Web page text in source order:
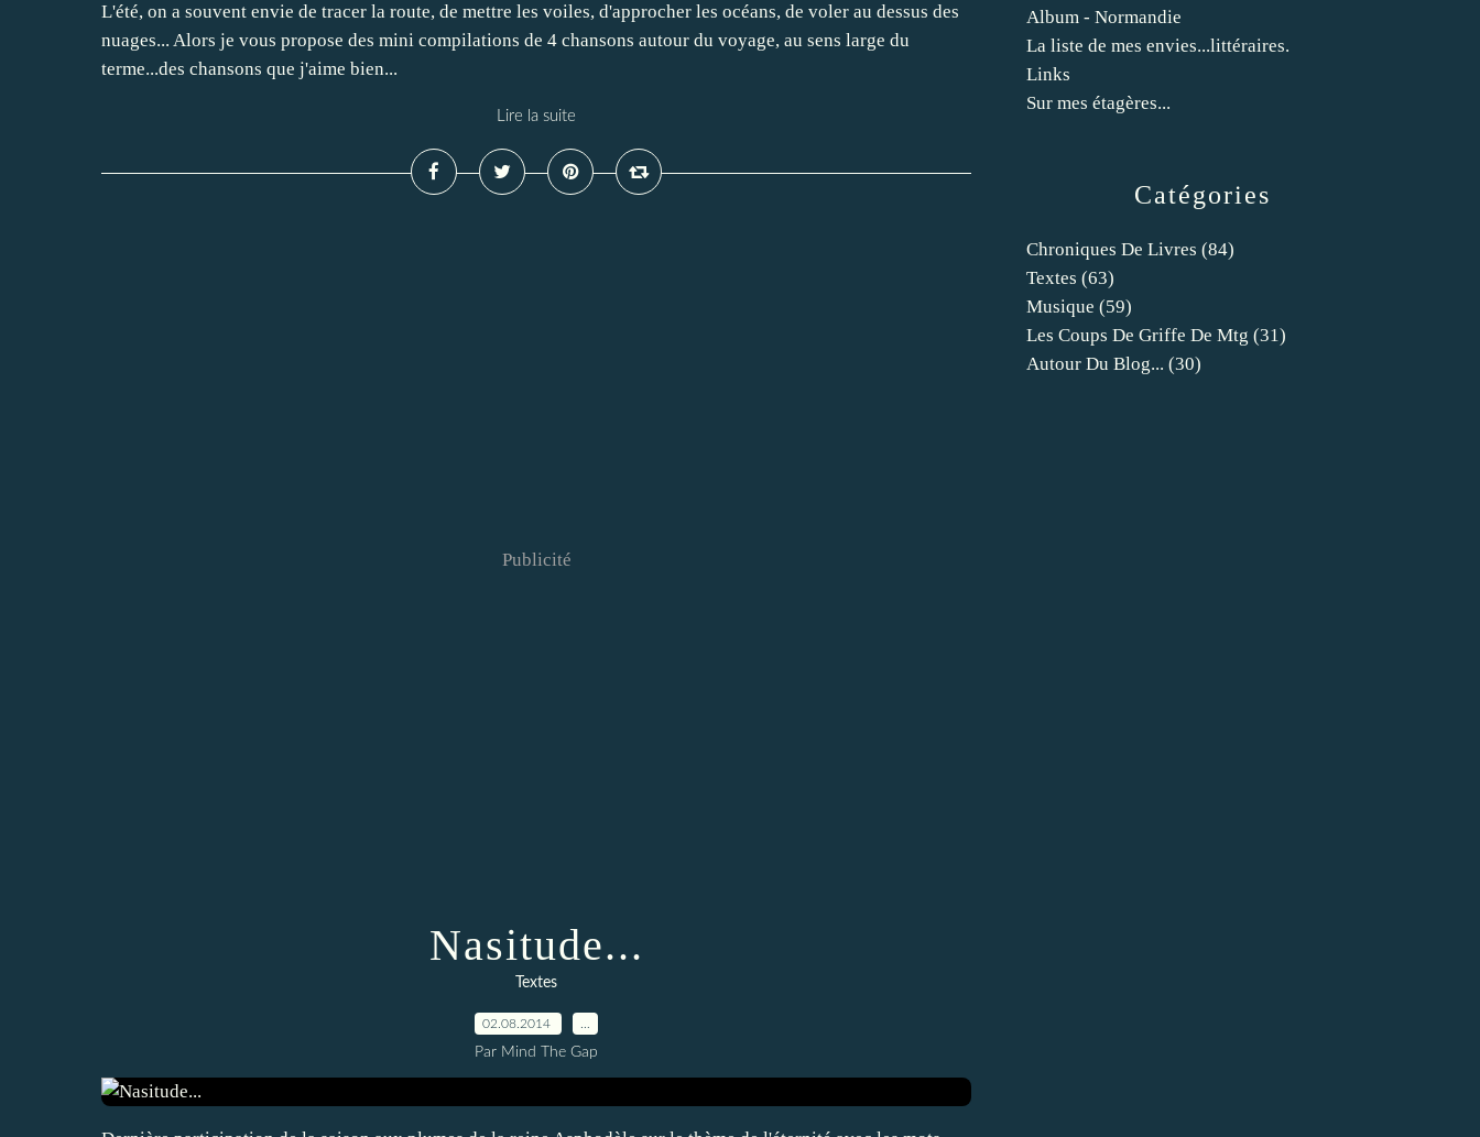
L'été, on a souvent envie de tracer la route, de mettre les voiles, d'approcher les océans, de voler au dessus des
nuages... Alors je vous propose des mini compilations de 4 chansons autour du voyage, au sens large du
terme...des chansons que j'aime bien...
Lire la suite
Publicité
Nasitude...
Textes
02.08.2014
Par Mind The Gap
Catégories
Chroniques De Livres (84)
Textes (63)
Musique (59)
Les Coups De Griffe De Mtg (31)
Autour Du Blog... (30)
Album - Normandie
La liste de mes envies...littéraires.
Links
Sur mes étagères...